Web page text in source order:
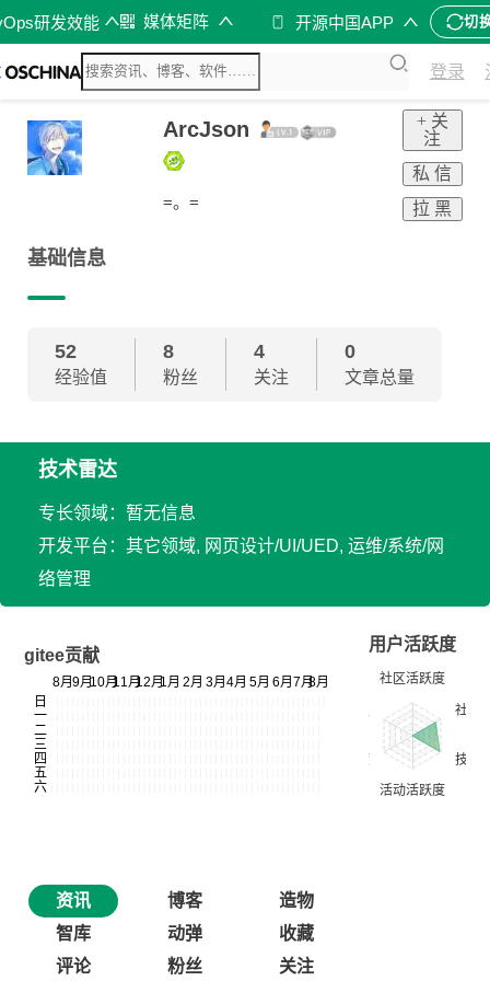
研发效能 媒体矩阵 开源中国APP 切
登录
ArcJson
=。=
+ 关
注
私 信
拉 黑
基础信息
52
经验值
8
粉丝
4
关注
0
文章总量
技术雷达
专长领域：暂无信息
开发平台：其它领域, 网页设计/UI/UED, 运维/系统/网
络管理
gitee贡献
用户活跃度
资讯 博客
造物
智库
动弹
收藏
评论
粉丝 关注